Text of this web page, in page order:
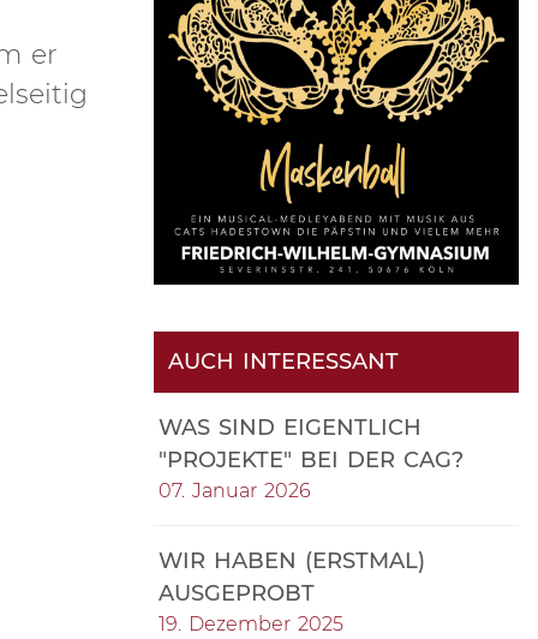
er
AUCH INTERESSANT
WAS SIND EIGENTLICH
"PROJEKTE" BEI DER CAG?
07. Januar 2026
WIR HABEN (ERSTMAL)
AUSGEPROBT
19. Dezember 2025